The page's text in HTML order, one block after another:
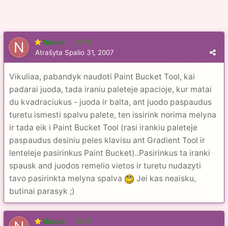
Nicole 56
Atrašyta Spalio 31, 2007
Vikuliaa, pabandyk naudoti Paint Bucket Tool, kai
padarai juoda, tada iraniu paleteje apacioje, kur matai
du kvadraciukus - juoda ir balta, ant juodo paspaudus
turetu ismesti spalvu palete, ten issirink norima melyna
ir tada eik i Paint Bucket Tool (rasi irankiu paleteje
paspaudus desiniu peles klavisu ant Gradient Tool ir
lenteleje pasirinkus Paint Bucket)..Pasirinkus ta iranki
spausk and juodos remelio vietos ir turetu nudazyti
tavo pasirinkta melyna spalva
Jei kas neaisku,
butinai parasyk ;)
Nicole 56